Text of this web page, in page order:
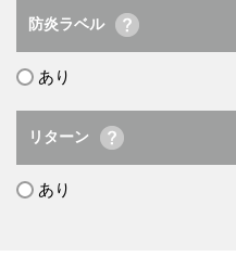
防炎ラベル
あり
リターン
あり